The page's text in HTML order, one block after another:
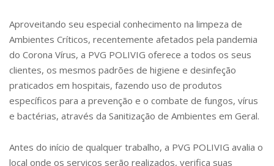
Aproveitando seu especial conhecimento na limpeza de
Ambientes Críticos, recentemente afetados pela pandemia
do Corona Vírus, a PVG POLIVIG oferece a todos os seus
clientes, os mesmos padrões de higiene e desinfeção
praticados em hospitais, fazendo uso de produtos
específicos para a prevenção e o combate de fungos, vírus
e bactérias, através da Sanitização de Ambientes em Geral.
Antes do início de qualquer trabalho, a PVG POLIVIG avalia o
local onde os serviços serão realizados, verifica suas